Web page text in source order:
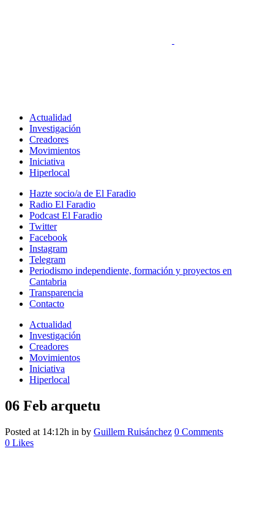
Actualidad
Investigación
Creadores
Movimientos
Iniciativa
Hiperlocal
Hazte socio/a de El Faradio
Radio El Faradio
Podcast El Faradio
Twitter
Facebook
Instagram
Telegram
Periodismo independiente, formación y proyectos en
Cantabria
Transparencia
Contacto
Actualidad
Investigación
Creadores
Movimientos
Iniciativa
Hiperlocal
06 Feb arquetu
Posted at 14:12h in by Guillem Ruisánchez 0 Comments
0 Likes